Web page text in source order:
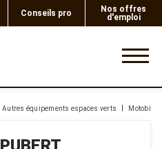
Conseils pro
Nos offres
d'emploi
Autres équipements espaces verts